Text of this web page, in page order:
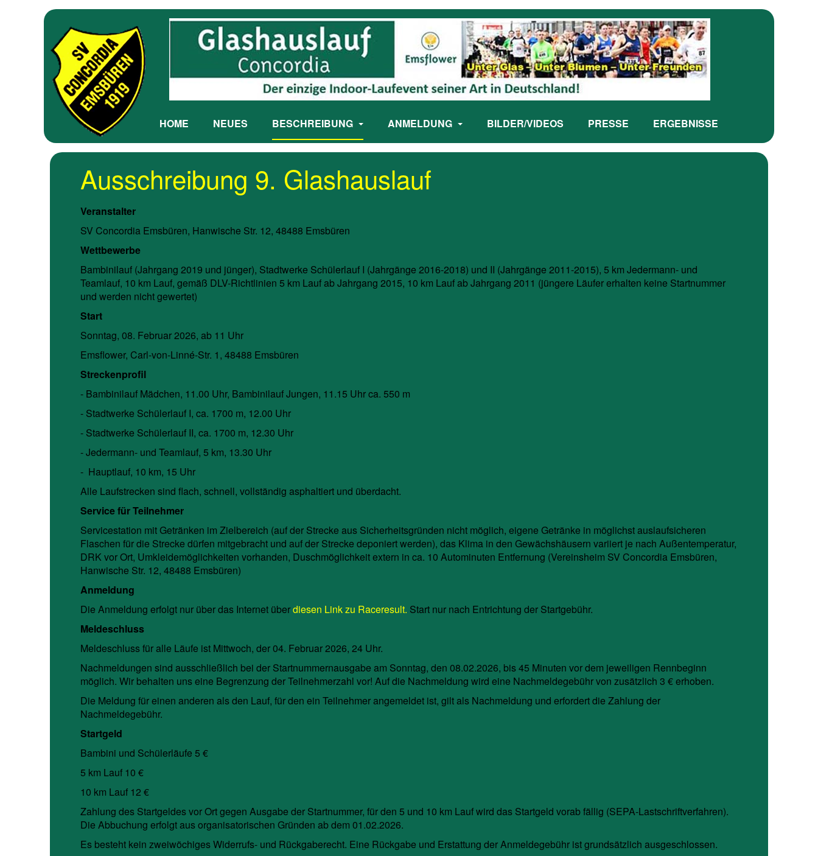
HOME NEUES BESCHREIBUNG ANMELDUNG BILDER/VIDEOS PRESSE ERGEBNISSE
Ausschreibung 9. Glashauslauf
Veranstalter
SV Concordia Emsbüren, Hanwische Str. 12, 48488 Emsbüren
Wettbewerbe
Bambinilauf (Jahrgang 2019 und jünger), Stadtwerke Schülerlauf I (Jahrgänge 2016-2018) und II (Jahrgänge 2011-2015), 5 km Jedermann- und
Teamlauf, 10 km Lauf, gemäß DLV-Richtlinien 5 km Lauf ab Jahrgang 2015, 10 km Lauf ab Jahrgang 2011 (jüngere Läufer erhalten keine Startnummer
und werden nicht gewertet)
Start
Sonntag, 08. Februar 2026, ab 11 Uhr
Emsflower, Carl-von-Linné-Str. 1, 48488 Emsbüren
Streckenprofil
- Bambinilauf Mädchen, 11.00 Uhr, Bambinilauf Jungen, 11.15 Uhr ca. 550 m
- Stadtwerke Schülerlauf I, ca. 1700 m, 12.00 Uhr
- Stadtwerke Schülerlauf II, ca. 1700 m, 12.30 Uhr
- Jedermann- und Teamlauf, 5 km, 13.30 Uhr
- Hauptlauf, 10 km, 15 Uhr
Alle Laufstrecken sind flach, schnell, vollständig asphaltiert und überdacht.
Service für Teilnehmer
Servicestation mit Getränken im Zielbereich (auf der Strecke aus Sicherheitsgründen nicht möglich, eigene Getränke in möglichst auslaufsicheren
Flaschen für die Strecke dürfen mitgebracht und auf der Strecke deponiert werden), das Klima in den Gewächshäusern variiert je nach Außentemperatur,
DRK vor Ort, Umkleidemöglichkeiten vorhanden, Duschmöglichkeit extern in ca. 10 Autominuten Entfernung (Vereinsheim SV Concordia Emsbüren,
Hanwische Str. 12, 48488 Emsbüren)
Anmeldung
Die Anmeldung erfolgt nur über das Internet überdiesen Link zu Raceresult. Start nur nach Entrichtung der Startgebühr.
Meldeschluss
Meldeschluss für alle Läufe ist Mittwoch, der 04. Februar 2026, 24 Uhr.
Nachmeldungen sind ausschließlich bei der Startnummernausgabe am Sonntag, den 08.02.2026, bis 45 Minuten vor dem jeweiligen Rennbeginn
möglich. Wir behalten uns eine Begrenzung der Teilnehmerzahl vor! Auf die Nachmeldung wird eine Nachmeldegebühr von zusätzlich 3 € erhoben.
Die Meldung für einen anderen als den Lauf, für den ein Teilnehmer angemeldet ist, gilt als Nachmeldung und erfordert die Zahlung der
Nachmeldegebühr.
Startgeld
Bambini und Schülerläufe 5 €
5 km Lauf 10 €
10 km Lauf 12 €
Zahlung des Startgeldes vor Ort gegen Ausgabe der Startnummer, für den 5 und 10 km Lauf wird das Startgeld vorab fällig (SEPA-Lastschriftverfahren).
Die Abbuchung erfolgt aus organisatorischen Gründen ab dem 01.02.2026.
Es besteht kein zweiwöchiges Widerrufs- und Rückgaberecht. Eine Rückgabe und Erstattung der Anmeldegebühr ist grundsätzlich ausgeschlossen.